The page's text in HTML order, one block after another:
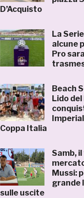
D’Acquisto
La
alcune
Pro
Beach
Lido
Coppa Italia
Samb,
Mussi:
grande
sulle uscite